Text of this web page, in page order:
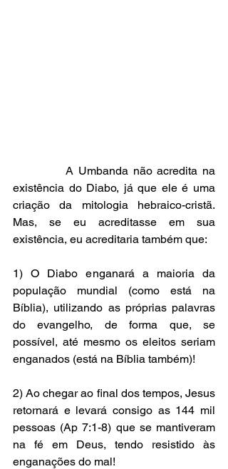
           A Umbanda não acredita na
existência do Diabo, já que ele é uma
criação da mitologia hebraico-cristã.
Mas, se eu acreditasse em sua
existência, eu acreditaria também que:
1) O Diabo enganará a maioria da
população mundial (como está na
Bíblia), utilizando as próprias palavras
do evangelho, de forma que, se
possível, até mesmo os eleitos seriam
enganados (está na Bíblia também)!
2) Ao chegar ao final dos tempos, Jesus
retornará e levará consigo as 144 mil
pessoas (Ap 7:1-8) que se mantiveram
na fé em Deus, tendo resistido às
enganações do mal!